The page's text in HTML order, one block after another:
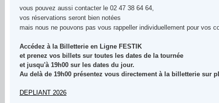
vous pouvez aussi contacter le 02 47 38 64 64,
vos réservations seront bien notées
mais nous ne pouvons pas vous rappeller individuellement pour vos
Accédez à la Billetterie en Ligne FESTIK
et prenez vos billets sur toutes les dates de la tournée
et jusqu'à 19h00 sur les dates du jour.
Au delà de 19h00 présentez vous directement à la billetterie sur
DEPLIANT 2026